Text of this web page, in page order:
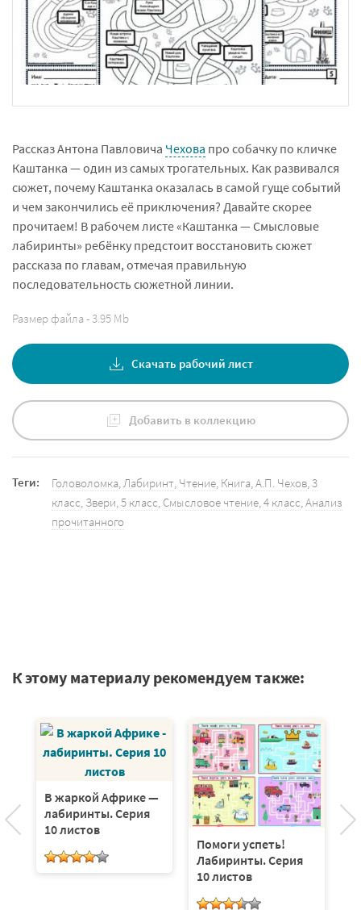
Рассказ Антона Павловича Чехова про собачку по кличке
Каштанка — один из самых трогательных. Как развивался
сюжет, почему Каштанка оказалась в самой гуще событий
и чем закончились её приключения? Давайте скорее
прочитаем! В рабочем листе «Каштанка — Смысловые
лабиринты» ребёнку предстоит восстановить сюжет
рассказа по главам, отмечая правильную
последовательность сюжетной линии.
Размер файла - 3.95 Mb
Скачать рабочий лист
Добавить в коллекцию
Теги: Головоломка,Лабиринт, Чтение, Книга,А.П. Чехов,3
класс, Звери,5 класс, Смысловое чтение,4 класс,Анализ
прочитанного
К этому материалу рекомендуем также:
В жаркой Африке —
лабиринты. Серия
10 листов
Помоги успеть!
Лабиринты. Серия
10 листов